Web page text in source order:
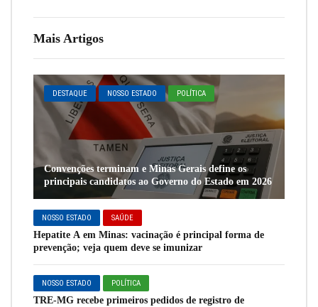
Mais Artigos
DESTAQUE NOSSO ESTADO POLÍTICA
Convenções terminam e Minas Gerais define os
principais candidatos ao Governo do Estado em 2026
NOSSO ESTADO SAÚDE
Hepatite A em Minas: vacinação é principal forma de
prevenção; veja quem deve se imunizar
NOSSO ESTADO POLÍTICA
TRE-MG recebe primeiros pedidos de registro de